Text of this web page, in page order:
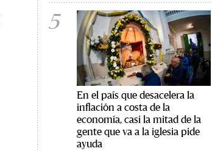
5
En el país que desacelera la
inflación a costa de la
economía, casi la mitad de la
gente que va a la iglesia pide
ayuda